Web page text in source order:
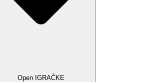
Open IGRAČKE